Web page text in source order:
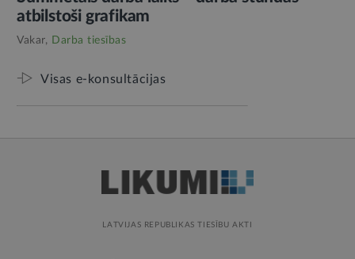
atbilstoši grafikam
Vakar, Darba tiesības
Visas e-konsultācijas
LATVIJAS REPUBLIKAS TIESĪBU AKTI